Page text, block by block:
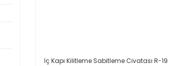
İç Kapı Kilitleme Sabitleme Civatası R-19